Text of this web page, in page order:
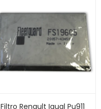
Filtro Renault Igual Pu911